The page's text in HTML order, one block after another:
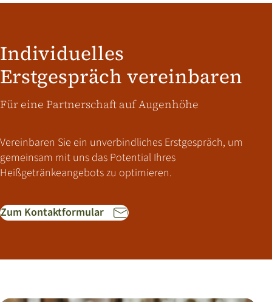
Individuelles
Erstgespräch vereinbaren
Für eine Partnerschaft auf Augenhöhe
Vereinbaren Sie ein unverbindliches Erstgespräch, um
gemeinsam mit uns das Potential Ihres
Heißgetränkeangebots zu optimieren.
Zum Kontaktformular